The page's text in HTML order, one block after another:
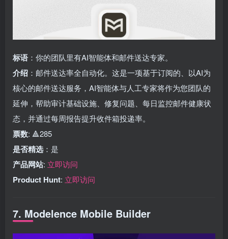
标语 ：你的团队里有AI智能体和邮件送达专家。
介绍 ：邮件送达率全自动化。这是一项基于订阅的、以AI为
核心的邮件送达服务，AI智能体与人工专家将作为您团队的
延伸，帮助审计基础设施、修复问题、每日监控邮件健康状
态，并通过每周报告提升收件箱投递率。
票数: 🔺285
是否精选 ：是
产品网站: 立即访问
Product Hunt: 立即访问
7. Modelence Mobile Builder